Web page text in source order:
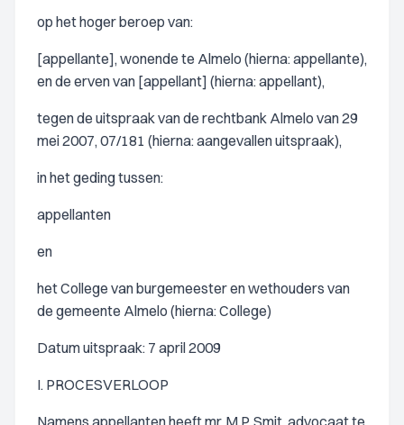
op het hoger beroep van:
[appellante], wonende te Almelo (hierna: appellante),
en de erven van [appellant] (hierna: appellant),
tegen de uitspraak van de rechtbank Almelo van 29
mei 2007, 07/181 (hierna: aangevallen uitspraak),
in het geding tussen:
appellanten
en
het College van burgemeester en wethouders van
de gemeente Almelo (hierna: College)
Datum uitspraak: 7 april 2009
I. PROCESVERLOOP
Namens appellanten heeft mr. M.P. Smit, advocaat te